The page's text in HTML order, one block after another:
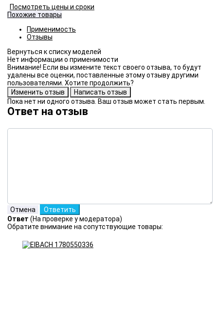
Посмотреть цены и сроки
Похожие товары
Применимость
Отзывы
Нет информации о применимости
Внимание! Если вы измените текст своего отзыва, то будут
удалены все оценки, поставленные этому отзыву другими
пользователями. Хотите продолжить?
Пока нет ни одного отзыва. Ваш отзыв может стать первым.
Ответ на отзыв
Ответ (На проверке у модератора)
Обратите внимание на сопутствующие товары: